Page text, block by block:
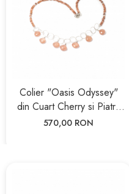
Colier "Oasis Odyssey"
din Cuart Cherry si Piatra
Lunii Roz cu Argint
570,00 RON